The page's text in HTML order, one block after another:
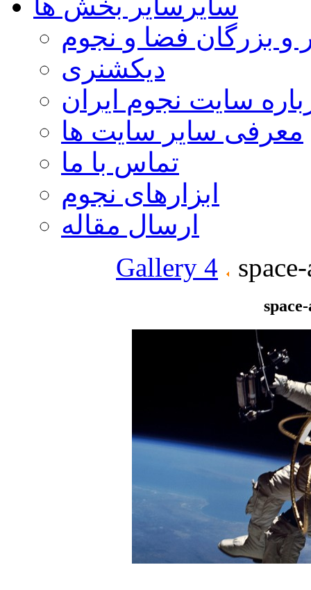
و بزرگان فضا و نجوم
دیکشنری
سایت نجوم ایران
معرفی سایر سایت ها
تماس با ما
ابزارهای نجوم
ارسال مقاله
Gallery 4